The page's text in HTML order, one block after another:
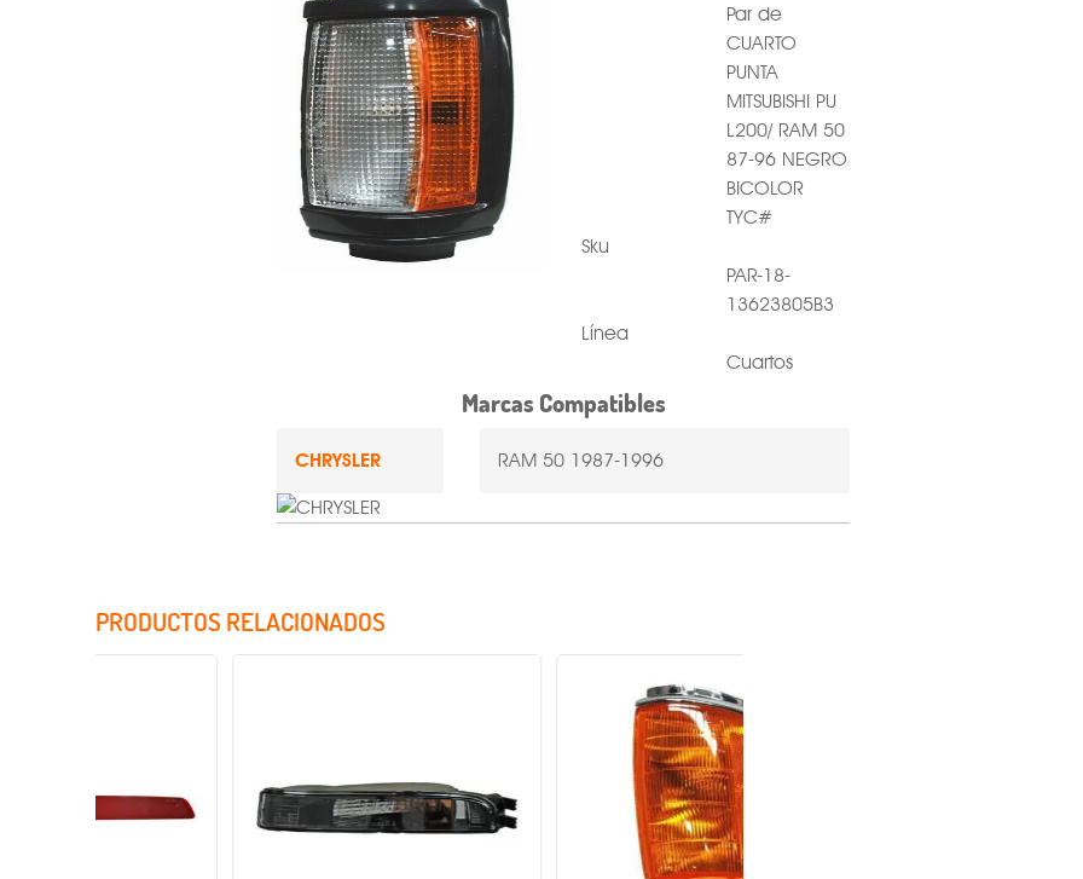
Par de
CUARTO
PUNTA
MITSUBISHI PU
L200/ RAM 50
87-96 NEGRO
BICOLOR
TYC#
Sku
PAR-18-
13623805B3
Línea
Cuartos
Marcas Compatibles
CHRYSLER RAM 50 1987-1996
Incluye Cristales
PRODUCTOS RELACIONADOS